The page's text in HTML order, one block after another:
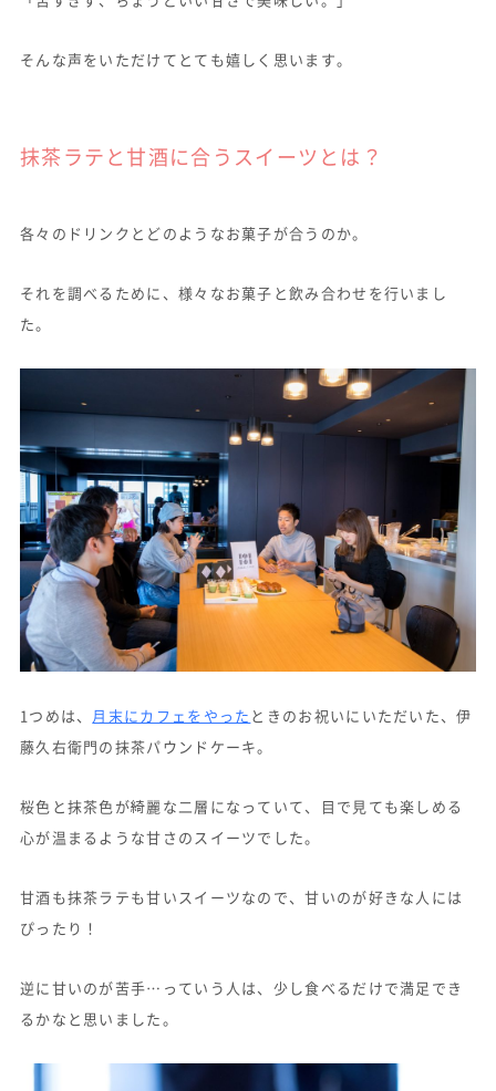
そんな声をいただけてとても嬉しく思います。
抹茶ラテと甘酒に合うスイーツとは？
各々のドリンクとどのようなお菓子が合うのか。
それを調べるために、様々なお菓子と飲み合わせを行いまし
た。
1つめは、 月末にカフェをやった ときのお祝いにいただいた、伊
藤久右衛門の抹茶パウンドケーキ。
桜色と抹茶色が綺麗な二層になっていて、目で見ても楽しめる
心が温まるような甘さのスイーツでした。
甘酒も抹茶ラテも甘いスイーツなので、甘いのが好きな人には
ぴったり！
逆に甘いのが苦手…っていう人は、少し食べるだけで満足でき
るかなと思いました。